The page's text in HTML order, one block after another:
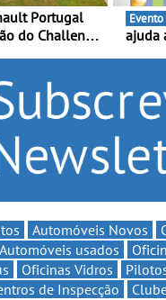
do Challenge
com o
nacional
2026
Evento
ajuda
Automóveis Novos
Automóveis usados
Oficinas Vidros
de Inspecção